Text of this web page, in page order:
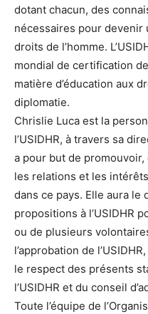
dotant chacun, des
nécessaires pour
droits de l’homme.
mondial de certification
matière d’éducation aux
diplomatie.
Chrislie Luca est la
l’USIDHR, à travers sa
a pour but de
les relations et les intérêts
dans ce pays. Elle aura
propositions à l’USIDHR
ou de plusieurs
l’approbation de
le respect des présents
l’USIDHR et du conseil
Toute l’équipe de